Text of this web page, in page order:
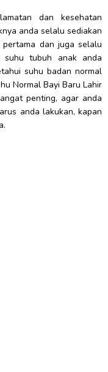
dan kesehatan
anda selalu sediakan
dan juga selalu
suhu tubuh anak anda
suhu badan normal
Normal Bayi Baru Lahir
penting, agar anda
anda lakukan, kapan